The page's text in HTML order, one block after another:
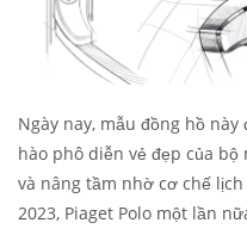
Ngày nay, mẫu đồng hồ
hào phô diễn vẻ đẹp của bộ
và nâng tầm nhờ cơ chế
2023, Piaget Polo một lần